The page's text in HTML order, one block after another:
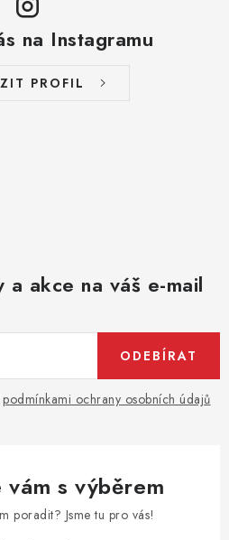
na Instagramu
PROFIL
akce na váš e-mail
podmínkami ochrany osobních údajů
ODEBÍRAT
vám s výběrem
poradit? Jsme tu pro vás!